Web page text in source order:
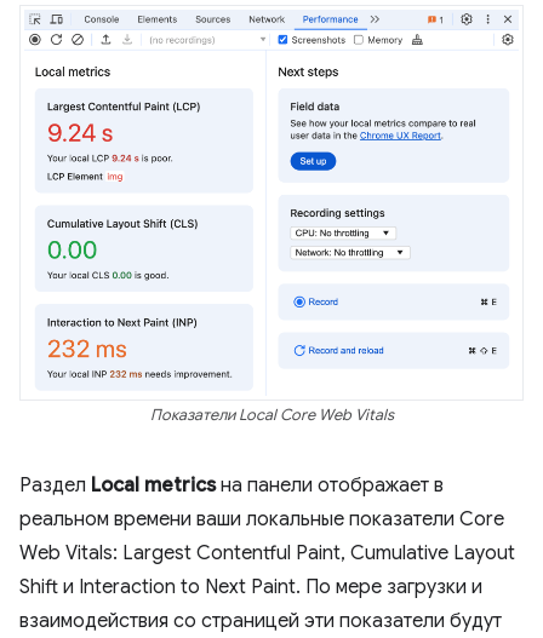
Показатели Local Core Web Vitals
Раздел Local metricsна панели отображает в
реальном времени ваши локальные показатели Core
Web Vitals: Largest Contentful Paint, Cumulative Layout
Shift и Interaction to Next Paint. По мере загрузки и
взаимодействия со страницей эти показатели будут